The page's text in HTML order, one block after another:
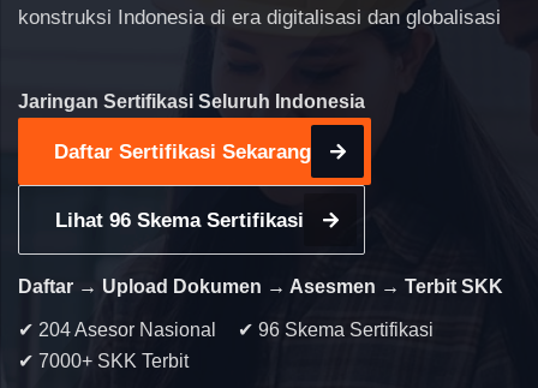
konstruksi Indonesia di era digitalisasi dan globalisasi
Jaringan Sertifikasi Seluruh Indonesia
Daftar Sertifikasi Sekarang
Lihat 96 Skema Sertifikasi
Daftar → Upload Dokumen → Asesmen → Terbit SKK
✔ 204 Asesor Nasional
✔ 96 Skema Sertifikasi
✔ 7000+ SKK Terbit